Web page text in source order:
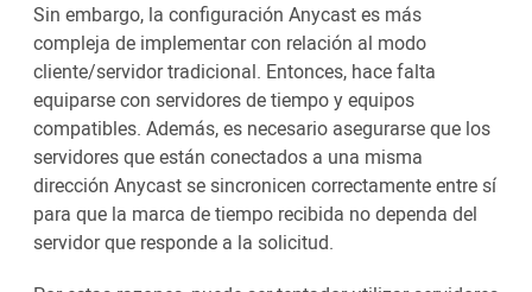
Sin embargo, la configuración Anycast es más
compleja de implementar con relación al modo
cliente/servidor tradicional. Entonces, hace falta
equiparse con servidores de tiempo y equipos
compatibles. Además, es necesario asegurarse que los
servidores que están conectados a una misma
dirección Anycast se sincronicen correctamente entre sí
para que la marca de tiempo recibida no dependa del
servidor que responde a la solicitud.